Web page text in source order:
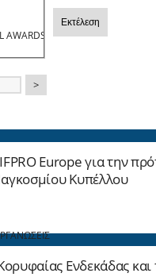
AWARDS
Εκτέλεση
>
Europe για την
Κυπέλλου
Ενδεκάδας και